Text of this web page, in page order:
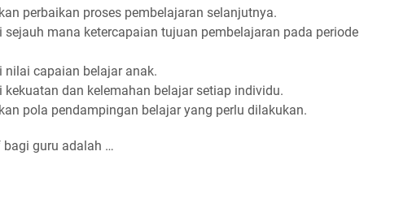
perbaikan proses pembelajaran selanjutnya.
sejauh mana ketercapaian tujuan pembelajaran pada periode
nilai capaian belajar anak.
kekuatan dan kelemahan belajar setiap individu.
pola pendampingan belajar yang perlu dilakukan.
guru adalah …